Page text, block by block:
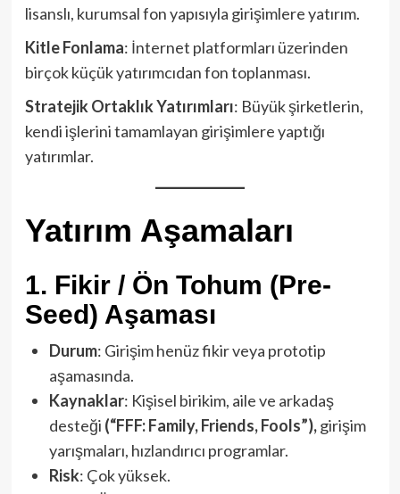
lisanslı, kurumsal fon yapısıyla girişimlere yatırım.
Kitle Fonlama: İnternet platformları üzerinden
birçok küçük yatırımcıdan fon toplanması.
Stratejik Ortaklık Yatırımları: Büyük şirketlerin,
kendi işlerini tamamlayan girişimlere yaptığı
yatırımlar.
Yatırım Aşamaları
1. Fikir / Ön Tohum (Pre-
Seed) Aşaması
Durum: Girişim henüz fikir veya prototip
aşamasında.
Kaynaklar: Kişisel birikim, aile ve arkadaş
desteği (“FFF: Family, Friends, Fools”),girişim
yarışmaları, hızlandırıcı programlar.
Risk: Çok yüksek.